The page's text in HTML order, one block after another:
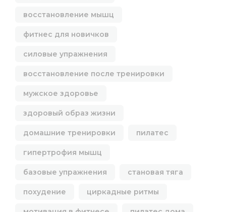
восстановление мышц
фитнес для новичков
силовые упражнения
восстановление после тренировки
мужское здоровье
здоровый образ жизни
домашние тренировки пилатес
гипертрофия мышц
базовые упражнения становая тяга
похудение циркадные ритмы